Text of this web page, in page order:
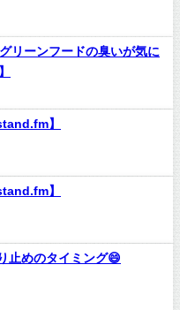
リーンフードの臭いが気に
】
】
止めのタイミング😄